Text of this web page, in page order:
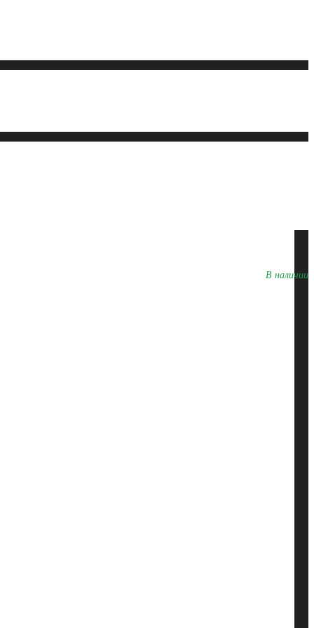
В наличии